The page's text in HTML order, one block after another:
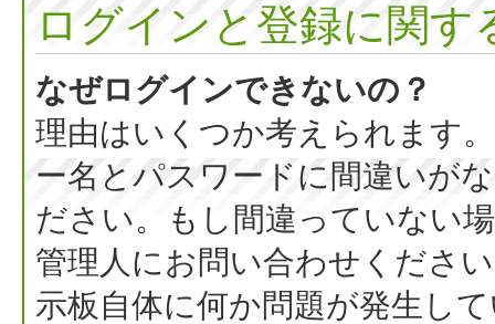
ログインと登録に関す
なぜログインできないの？
理由はいくつか考えられます
ー名とパスワードに間違いが
ださい。もし間違っていない
管理人にお問い合わせくださ
示板自体に何か問題が発生し